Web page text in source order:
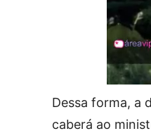
Dessa forma, a
caberá ao